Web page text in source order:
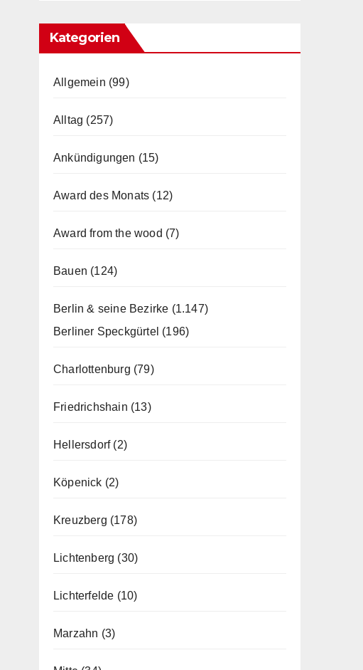
Kategorien
Allgemein (99)
Alltag (257)
Ankündigungen (15)
Award des Monats (12)
Award from the wood (7)
Bauen (124)
Berlin & seine Bezirke (1.147)
Berliner Speckgürtel (196)
Charlottenburg (79)
Friedrichshain (13)
Hellersdorf(2)
Köpenick (2)
Kreuzberg (178)
Lichtenberg (30)
Lichterfelde (10)
Marzahn (3)